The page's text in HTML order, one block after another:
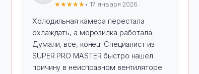
★★★★★ • 17 января 2026
Холодильная камера перестала
охлаждать, а морозилка работала.
Думали, все, конец. Специалист из
SUPER PRO MASTER быстро нашел
причину в неисправном вентиляторе.